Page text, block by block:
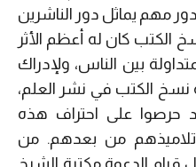
مهم يماثل دور الناشرين
الكتب كان له أعظم الأثر
بين الناس، ولإدراك
نسخ الكتب في نشر العلم،
حرصوا على احتراف هذه
وتلاميذهم من بعدهم. من